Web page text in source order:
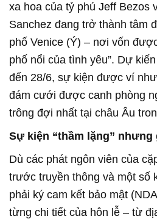
xa hoa của tỷ phú Jeff Bezos
Sanchez đang trở thành tâm
phố Venice (Ý) – nơi vốn
phố nổi của tình yêu”. Dự
đến 28/6, sự kiện được ví
đám cưới được canh phòng
trông đợi nhất tại châu Âu
Sự kiện “thầm lặng” nhưng
Dù các phát ngôn viên của
trước truyền thông và một số
phải ký cam kết bảo mật
từng chi tiết của hôn lễ – từ